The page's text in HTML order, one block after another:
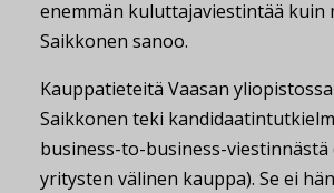
enemmän kuluttajaviestintää kuin
Saikkonen sanoo.
Kauppatieteitä Vaasan
Saikkonen teki
business-to-business-viestinnästä
yritysten välinen kauppa). Se ei